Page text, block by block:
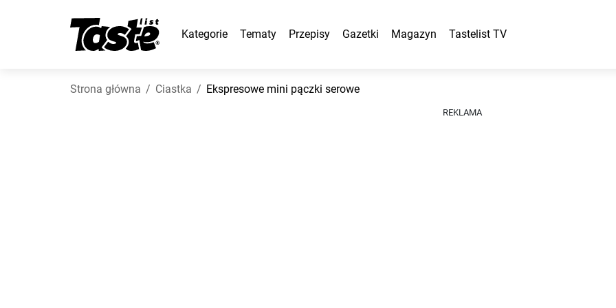
Kategorie Tematy Przepisy Gazetki Magazyn Tastelist TV
Strona główna Ciastka Ekspresowe mini pączki serowe
REKLAMA